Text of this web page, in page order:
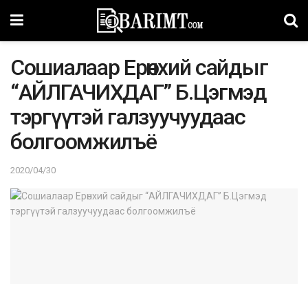
Coшиaлaap Ерөнхий сайдыг
“АЙЛГАЧИХДАГ” Б.Цэгмэд
тэргүүтэй галзуучуудаас
болгоомжилъё
2020/04/30